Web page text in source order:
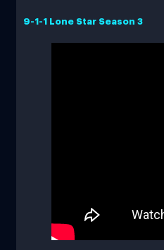
9-1-1 Lone Star Season 3